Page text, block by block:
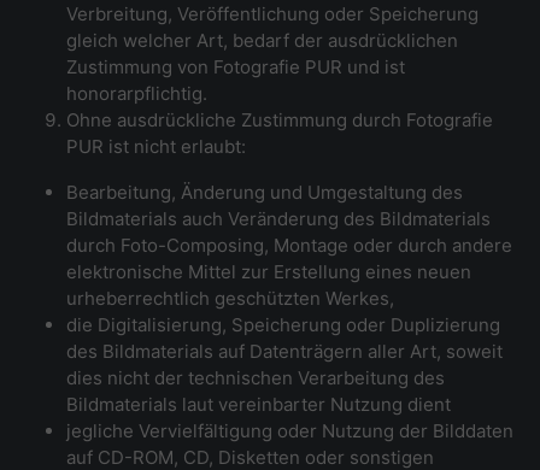
Verbreitung, Veröffentlichung oder Speicherung
gleich welcher Art, bedarf der ausdrücklichen
Zustimmung von Fotografie PUR und ist
honorarpflichtig.
Ohne ausdrückliche Zustimmung durch Fotografie
PUR ist nicht erlaubt:
Bearbeitung, Änderung und Umgestaltung des
Bildmaterials auch Veränderung des Bildmaterials
durch Foto-Composing, Montage oder durch andere
elektronische Mittel zur Erstellung eines neuen
urheberrechtlich geschützten Werkes,
die Digitalisierung, Speicherung oder Duplizierung
des Bildmaterials auf Datenträgern aller Art, soweit
dies nicht der technischen Verarbeitung des
Bildmaterials laut vereinbarter Nutzung dient
jegliche Vervielfältigung oder Nutzung der Bilddaten
auf CD-ROM, CD, Disketten oder sonstigen